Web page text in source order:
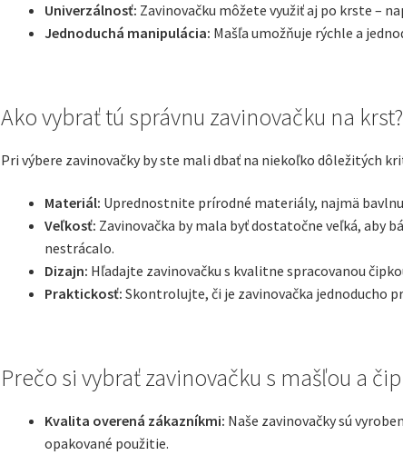
Univerzálnosť: Zavinovačku môžete využiť aj po krste –
Jednoduchá manipulácia: Mašľa umožňuje rýchle a
Ako vybrať tú správnu zavinovačku na krst?
Pri výbere zavinovačky by ste mali dbať na niekoľko dôležitých
Materiál: Uprednostnite prírodné materiály, najmä
Veľkosť: Zavinovačka by mala byť dostatočne veľká, aby
nestrácalo.
Dizajn: Hľadajte zavinovačku s kvalitne spracovanou
Praktickosť: Skontrolujte, či je zavinovačka jednoducho
Prečo si vybrať zavinovačku s mašľou a
Kvalita overená zákazníkmi: Naše zavinovačky sú
opakované použitie.